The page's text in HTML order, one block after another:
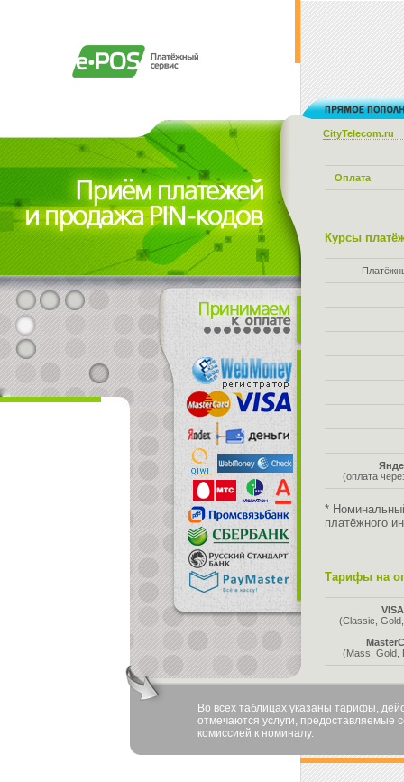
CityTelecom.ru
Оплата
Курсы
(оплата
*
платёжного
Тарифы на
VISA
(Classic,
(Mass, Gold,
Во всех таблицах указаны тарифы,
отмечаются услуги, предоставляемые
комиссией к номиналу.